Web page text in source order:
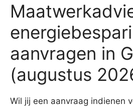
aanvragen in
(augustus
Wil jij een aanvraag indienen